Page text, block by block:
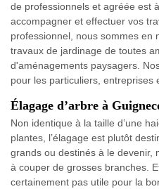
de professionnels et agréée est
accompagner et effectuer vos
professionnel, nous sommes en
travaux de jardinage de toutes
d'aménagements paysagers.
pour les particuliers, entreprises
Élagage d’arbre à
Non identique à la taille d’une
plantes, l’élagage est plutôt
grands ou destinés à le devenir,
à couper de grosses branches.
certainement pas utile pour la